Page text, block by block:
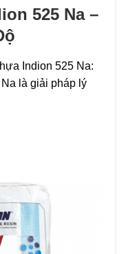
525 Na –
Indion 525 Na:
là giải pháp lý